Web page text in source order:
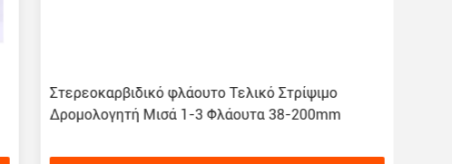
Στερεοκαρβιδικό φλάουτο Τελικό Στρίψιμο
Δρομολογητή Μισά 1-3 Φλάουτα 38-200mm